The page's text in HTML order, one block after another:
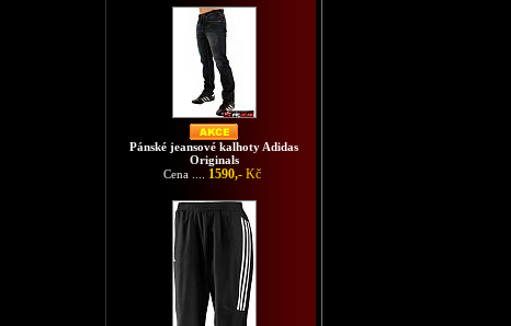
Pánské jeansové kalhoty Adidas
Originals
Cena .... 1590,- Kč